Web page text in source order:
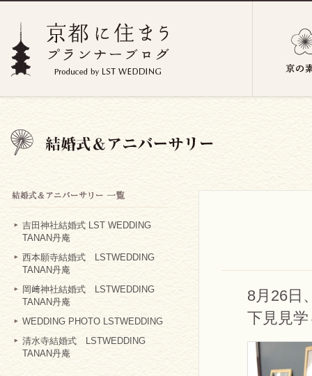
吉田神社結婚式 LST WEDDING
TANAN丹庵
西本願寺結婚式 LSTWEDDING
TANAN丹庵
岡﨑神社結婚式 LSTWEDDING
TANAN丹庵
WEDDING PHOTO LSTWEDDING
清水寺結婚式 LSTWEDDING
TANAN丹庵
8月26日
下見見